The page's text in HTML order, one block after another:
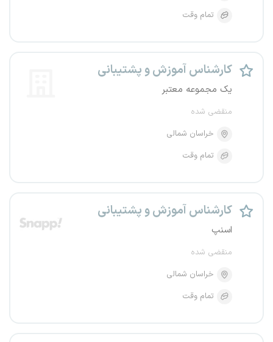
تمام وقت
کارشناس آموزش و پشتیبانی
یک مجموعه معتبر
منقضی شده
خراسان شمالی
تمام وقت
کارشناس آموزش و پشتیبانی
اسنپ
منقضی شده
خراسان شمالی
تمام وقت